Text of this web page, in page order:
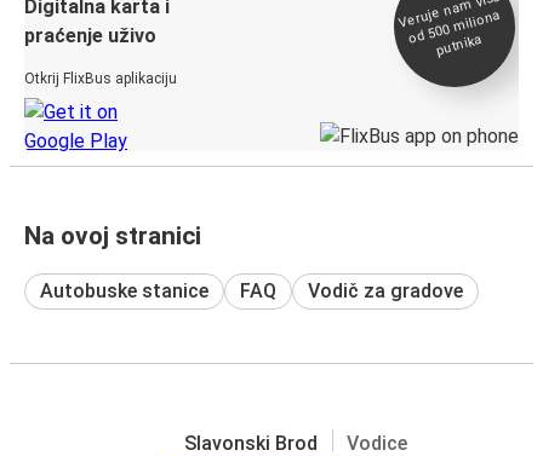
Digitalna karta i
praćenje uživo
Otkrij FlixBus aplikaciju
Veruje na
m više
od 500
miliona
putnika
Na ovoj stranici
Autobuske stanice FAQ Vodič za gradove
Slavonski Brod Vodice